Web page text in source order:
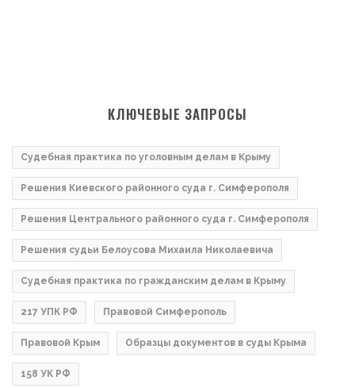
КЛЮЧЕВЫЕ ЗАПРОСЫ
Судебная практика по уголовным делам в Крыму
Решения Киевского районного суда г. Симферополя
Решения Центрального районного суда г. Симферополя
Решения судьи Белоусова Михаила Николаевича
Судебная практика по гражданским делам в Крыму
217 УПК РФ Правовой Симферополь
Правовой Крым Образцы документов в суды Крыма
158 УК РФ